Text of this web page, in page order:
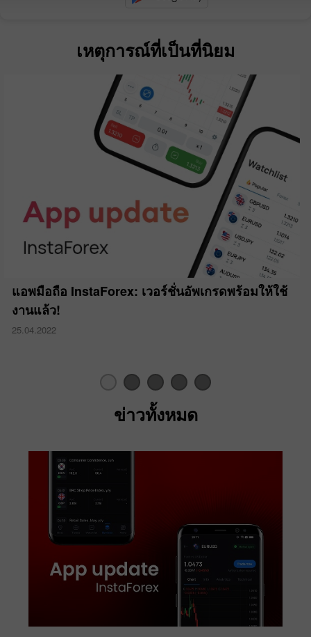
เหตุการณ์ที่เป็นที่นิยม
แอพมือถือ InstaForex: เวอร์ชั่นอัพเกรดพร้อมให้ใช้
งานแล้ว!
25.04.2022
ข่าวทั้งหมด